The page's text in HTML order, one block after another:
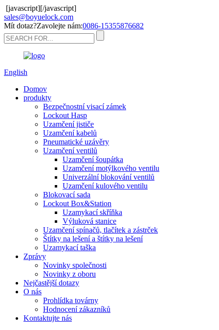
[javascript][/javascript]
sales@boyuelock.com
Mít dotaz?Zavolejte nám:0086-15355876682
English
Domov
produkty
Bezpečnostní visací zámek
Lockout Hasp
Uzamčení jističe
Uzamčení kabelů
Pneumatické uzávěry
Uzamčení ventilů
Uzamčení šoupátka
Uzamčení motýlkového ventilu
Univerzální blokování ventilů
Uzamčení kulového ventilu
Blokovací sada
Lockout Box&Station
Uzamykací skříňka
Výluková stanice
Uzamčení spínačů, tlačítek a zástrček
Štítky na lešení a štítky na lešení
Uzamykací taška
Zprávy
Novinky společnosti
Novinky z oboru
Nejčastější dotazy
O nás
Prohlídka továrny
Hodnocení zákazníků
Kontaktujte nás